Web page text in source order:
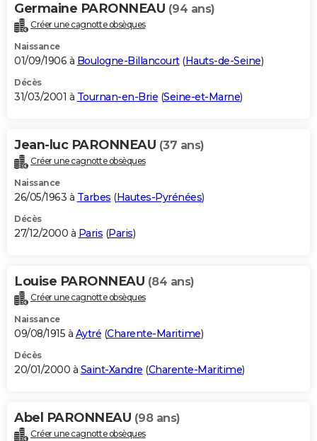
Germaine PARONNEAU (94 ans)
Créer une cagnotte obsèques
Naissance
01/09/1906 à Boulogne-Billancourt(Hauts-de-Seine)
Décès
31/03/2001 à Tournan-en-Brie (Seine-et-Marne)
Jean-luc PARONNEAU (37 ans)
Créer une cagnotte obsèques
Naissance
26/05/1963 à Tarbes (Hautes-Pyrénées)
Décès
27/12/2000 à Paris (Paris)
Louise PARONNEAU (84 ans)
Créer une cagnotte obsèques
Naissance
09/08/1915 à Aytré (Charente-Maritime)
Décès
20/01/2000 à Saint-Xandre (Charente-Maritime)
Abel PARONNEAU (98 ans)
Créer une cagnotte obsèques